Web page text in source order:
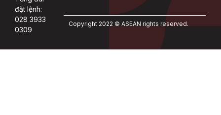
đặt lệnh:
028 3933
0309
Copyright 2022 © ASEAN rights reserved.